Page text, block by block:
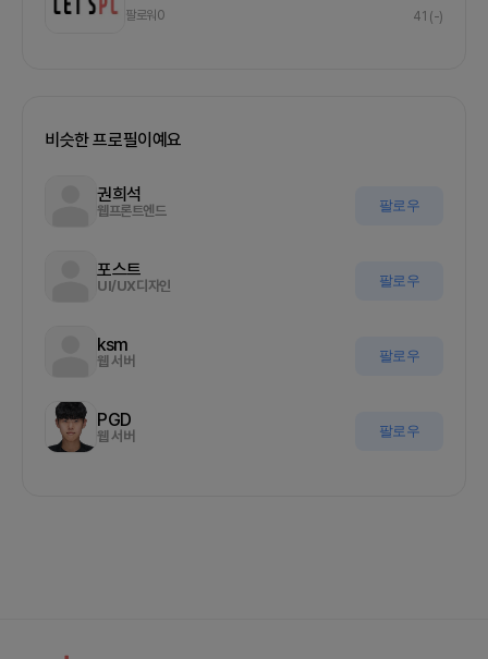
팔로워 0 41 (-)
비슷한 프로필이예요
권희석
웹프론트엔드 팔로우
포스트
UI/UX디자인 팔로우
ksm
웹 서버 팔로우
PGD
웹 서버 팔로우